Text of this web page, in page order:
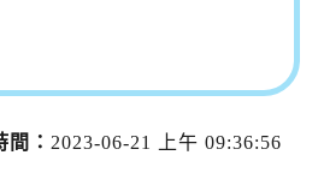
間： 2023-06-21 上午 09:36:56